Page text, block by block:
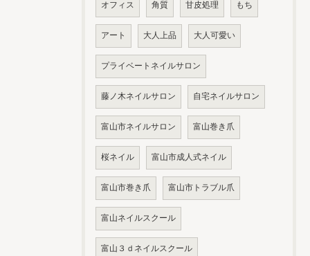
オフィス 角質 甘皮処理 もち
アート 大人上品 大人可愛い
プライベートネイルサロン
藤ノ木ネイルサロン 自宅ネイルサロン
富山市ネイルサロン 富山巻き爪
桜ネイル 富山市成人式ネイル
富山市巻き爪 富山市トラブル爪
富山ネイルスクール
富山３ｄネイルスクール